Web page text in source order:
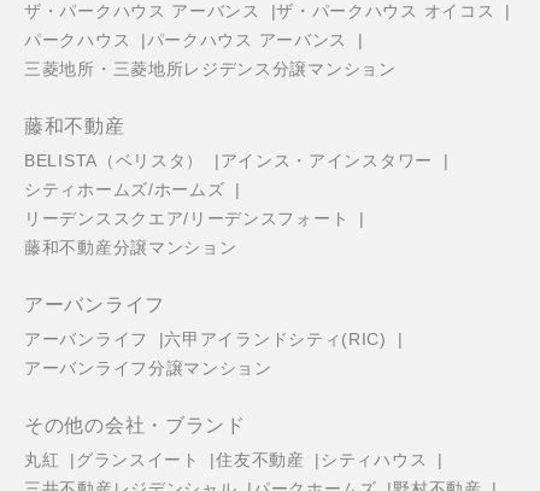
ザ・パークハウス アーバンス
ザ・パークハウス オイコス
パークハウス
パークハウス アーバンス
三菱地所・三菱地所レジデンス分譲マンション
藤和不動産
BELISTA（ベリスタ）
アインス・アインスタワー
シティホームズ/ホームズ
リーデンススクエア/リーデンスフォート
藤和不動産分譲マンション
アーバンライフ
アーバンライフ
六甲アイランドシティ(RIC)
アーバンライフ分譲マンション
その他の会社・ブランド
丸紅 グランスイート 住友不動産
シティハウス